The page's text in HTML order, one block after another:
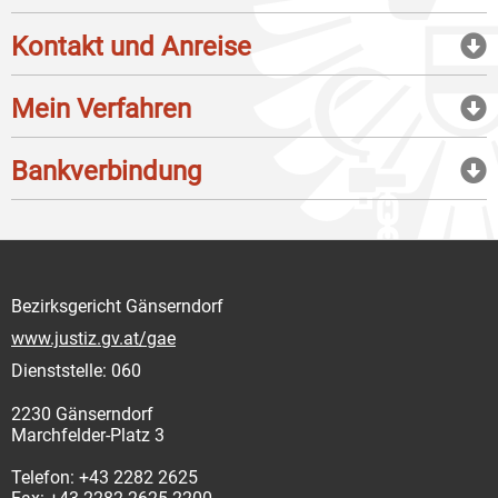
Kontakt und Anreise
Mein Verfahren
Bankverbindung
Bezirksgericht Gänserndorf
www.justiz.gv.at/gae
Dienststelle: 060
2230 Gänserndorf
Marchfelder-Platz 3
Telefon: +43 2282 2625